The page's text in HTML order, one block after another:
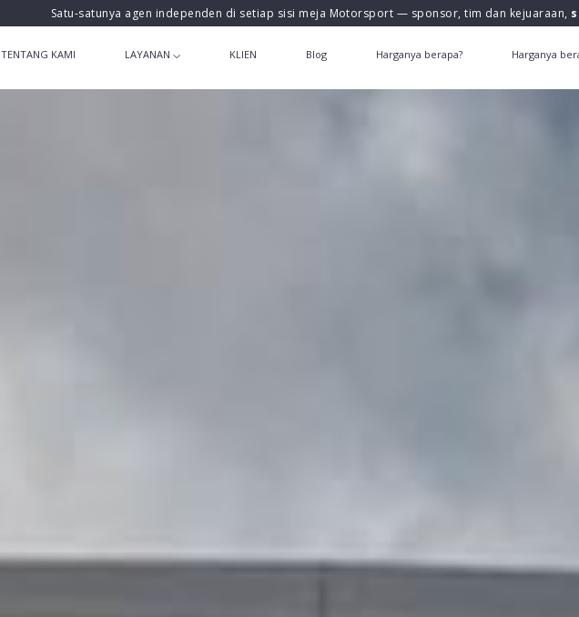
Satu-satunya agen independen di setiap sisi meja Motorsport — sponsor, tim dan kejuaraan,
TENTANG KAMI LAYANAN KLIEN Blog Harganya berapa? Harganya